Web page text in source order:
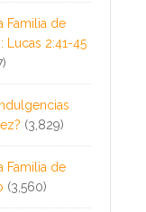
Familia de
Lucas 2:41-45
(3,829)
Familia de
(3,560)